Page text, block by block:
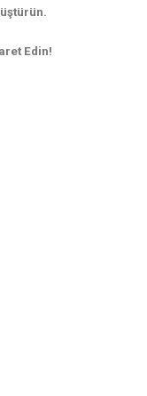
Edin!